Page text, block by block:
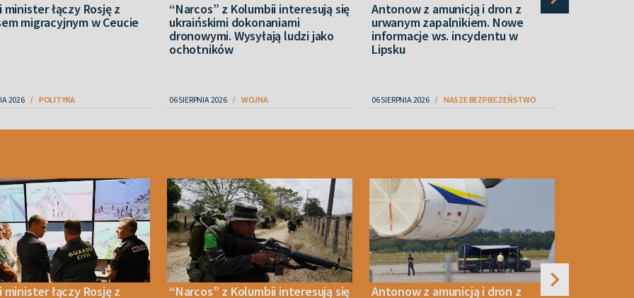
minister łączy Rosję z
migracyjnym w Ceucie
2026 POLITYKA
“Narcos” z Kolumbii interesują się
ukraińskimi dokonaniami
dronowymi. Wysyłają ludzi jako
ochotników
06 SIERPNIA 2026 WOJNA
Antonow z amunicją i dron z
urwanym zapalnikiem. Nowe
informacje ws. incydentu w
Lipsku
06 SIERPNIA 2026 NASZE BEZPIECZEŃSTWO
minister łączy Rosję z
“Narcos” z Kolumbii interesują się
Antonow z amunicją i dron z